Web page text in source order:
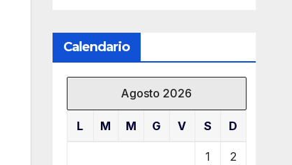
Calendario
Agosto 2026
L M M G V S D
1 2